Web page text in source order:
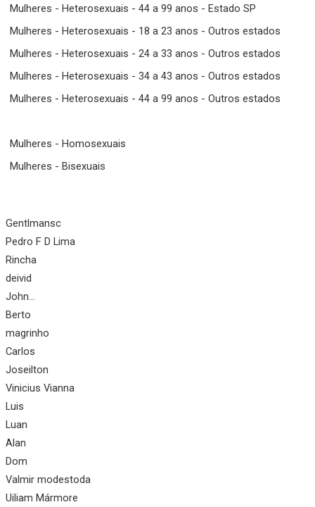
Mulheres - Heterosexuais - 44 a 99 anos - Estado SP
Mulheres - Heterosexuais - 18 a 23 anos - Outros estados
Mulheres - Heterosexuais - 24 a 33 anos - Outros estados
Mulheres - Heterosexuais - 34 a 43 anos - Outros estados
Mulheres - Heterosexuais - 44 a 99 anos - Outros estados
Mulheres - Homosexuais
Mulheres - Bisexuais
Gentlmansc
Pedro F D Lima
Rincha
deivid
John...
Berto
magrinho
Carlos
Joseilton
Vinicius Vianna
Luis
Luan
Alan
Dom
Valmir modestoda
Uiliam Mármore